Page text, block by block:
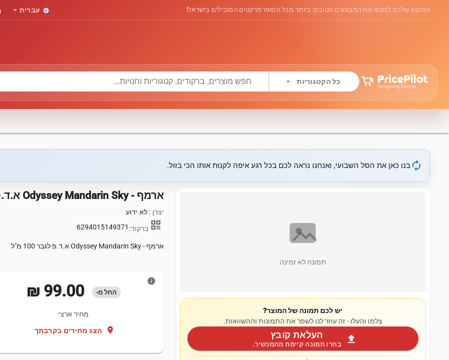
המקום שלכם למצוא את המבצעים הטובים ביותר מכל הסופרמרקטים המובילים בישראל! עברית arrow_drop_down
כל הקטגוריות arrow_drop_down
autorenew בנו כאן את הסל השבועי, ואנחנו נראה לכם בכל רגע איפה לקנות אותו הכי בזול.
תמונה לא זמינה
יש לכם תמונה של המוצר?
צלמו והעלו - זה עוזר לנו לשפר את התמונות וההשוואות.
upload העלאת קובץ
בחרו תמונה קיימת מהמכשיר.
ארמף - Odyssey Mandarin Sky א.ד.פ לגבר 100 מ"ל
יצרן :לא ידוע
qr_code ברקוד: 6294015149371
ארמף - Odyssey Mandarin Sky א.ד.פ לגבר 100 מ"ל
החל מ- ‏99.00 ‏₪
מחיר ארצי
location_on הצג מחירים בקרבתך
info